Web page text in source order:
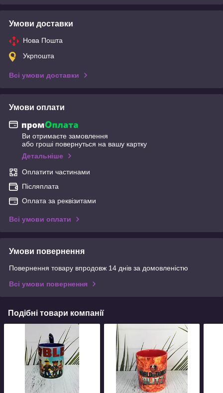
Умови доставки
Нова Пошта
Укрпошта
Всі умови доставки
Умови оплати
Ви отримаєте замовлення
або гроші повернуться на вашу картку
Детальніше
Оплатити частинами
Післяплата
Оплата за реквізитами
Всі умови оплати
Умови повернення
Повернення товару впродовж 14 днів за домовленістю
Всі умови повернення
Подібні товари компанії